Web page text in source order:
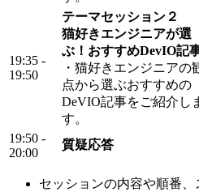
19:35 -
19:50
テーマセッション２
猫好きエンジニアが選
ぶ！おすすめDevIO記
・猫好きエンジニアの
点から選ぶおすすめの
DeVIO記事をご紹介し
す。
19:50 -
20:00
質疑応答
セッションの内容や順番